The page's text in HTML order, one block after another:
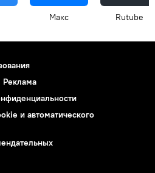
Макс Rutube
Реклама
и автоматического